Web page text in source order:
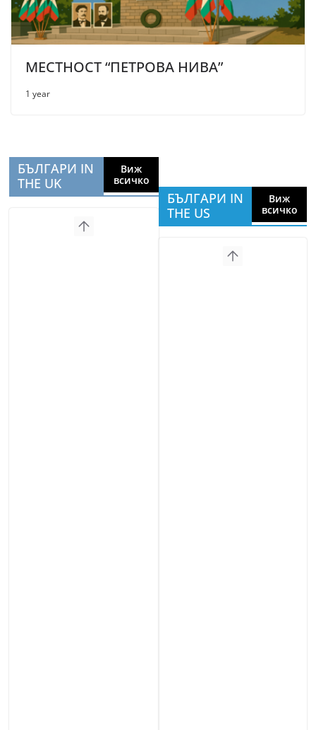
МЕСТНОСТ “ПЕТРОВА НИВА”
1 year
БЪЛГАРИ IN
THE UK
Виж
всичко
БЪЛГАРИ IN
THE US
Виж
всичко